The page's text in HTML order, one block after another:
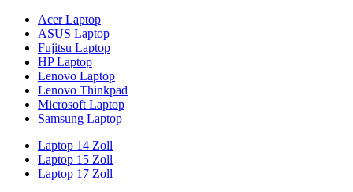
Acer Laptop
ASUS Laptop
Fujitsu Laptop
HP Laptop
Lenovo Laptop
Lenovo Thinkpad
Microsoft Laptop
Samsung Laptop
Laptop 14 Zoll
Laptop 15 Zoll
Laptop 17 Zoll